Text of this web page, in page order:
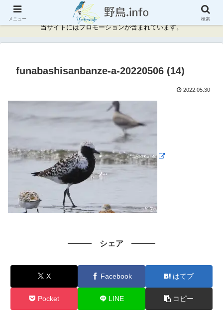
神奈川県周辺の野鳥情報と記録
当サイトにはプロモーションが含まれています。
funabashisanbanze-a-20220506 (14)
2022.05.30
シェア
X Facebook はてブ
Pocket LINE コピー
メニュー 検索